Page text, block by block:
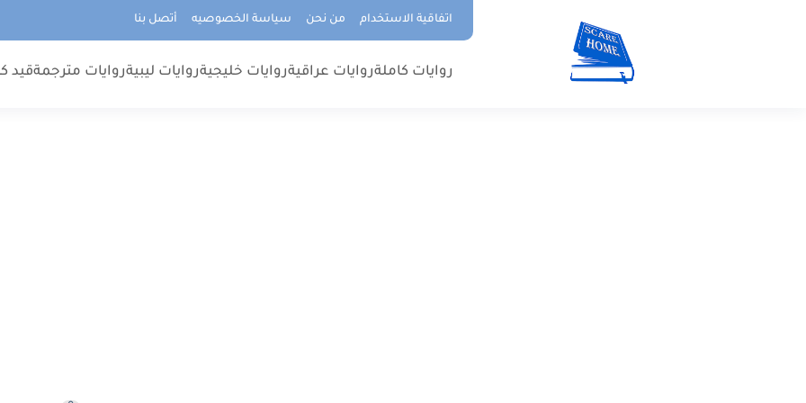
اتفاقية الاستخدام من نحن سياسة الخصوصيه أتصل بنا
روايات كاملةروايات عراقيةروايات خليجيةروايات ليبيةروايات مترجمةقيد